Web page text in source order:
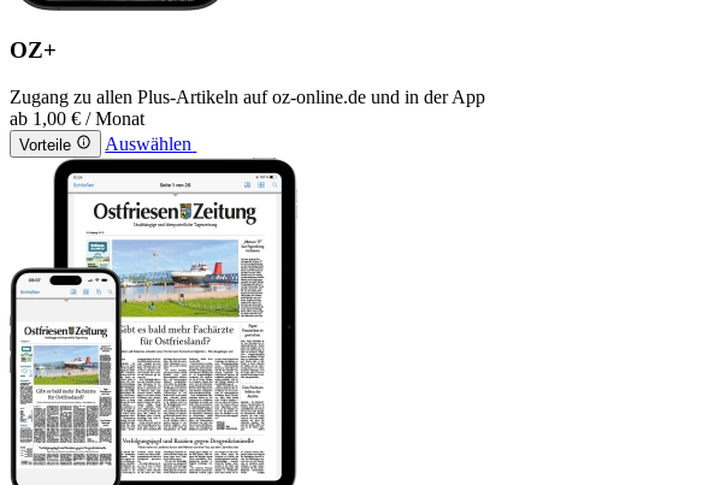
OZ+
Zugang zu allen Plus-Artikeln auf oz-online.de und in der App
ab 1,00 € / Monat
Vorteile Auswählen